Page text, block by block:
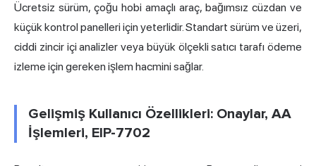
Ücretsiz sürüm, çoğu hobi amaçlı araç, bağımsız cüzdan ve
küçük kontrol panelleri için yeterlidir. Standart sürüm ve üzeri,
ciddi zincir içi analizler veya büyük ölçekli satıcı tarafı ödeme
izleme için gereken işlem hacmini sağlar.
Gelişmiş Kullanıcı Özellikleri: Onaylar, AA
İşlemleri, EIP-7702